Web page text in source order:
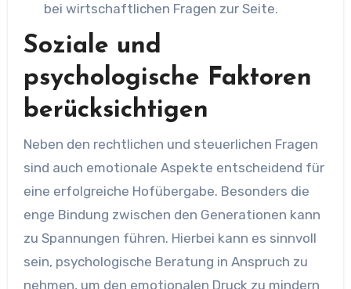
bei wirtschaftlichen Fragen zur Seite.
Soziale und
psychologische Faktoren
berücksichtigen
Neben den rechtlichen und steuerlichen Fragen
sind auch emotionale Aspekte entscheidend für
eine erfolgreiche Hofübergabe. Besonders die
enge Bindung zwischen den Generationen kann
zu Spannungen führen. Hierbei kann es sinnvoll
sein, psychologische Beratung in Anspruch zu
nehmen, um den emotionalen Druck zu mindern